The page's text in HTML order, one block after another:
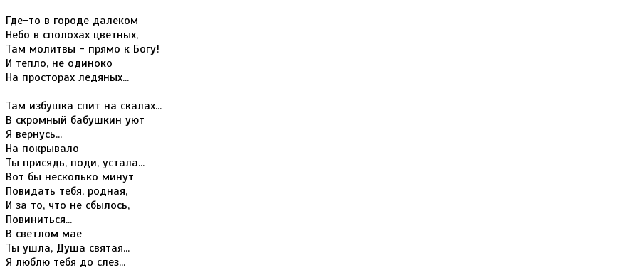
Где-то в городе далеком
Небо в сполохах цветных,
Там молитвы - прямо к Богу!
И тепло, не одиноко
На просторах ледяных...
Там избушка спит на скалах...
В скромный бабушкин уют
Я вернусь...
На покрывало
Ты присядь, поди, устала...
Вот бы несколько минут
Повидать тебя, родная,
И за то, что не сбылось,
Повиниться...
В светлом мае
Ты ушла, Душа святая...
Я люблю тебя до слез...